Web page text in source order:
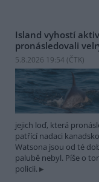
Island vyhostí
pronásledovali
5.8.2026 19:54 (ČTK)
jejich loď, která
patřící nadaci
Watsona jsou od té
palubě nebyl. Píše o
policii.